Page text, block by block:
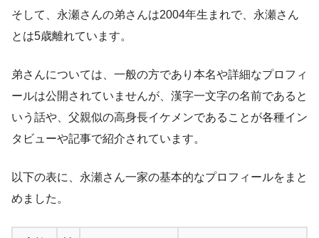
そして、永瀬さんの弟さんは2004年生まれで、永瀬さん
とは5歳離れています。
弟さんについては、一般の方であり本名や詳細なプロフィ
ールは公開されていませんが、漢字一文字の名前であると
いう話や、父親似の高身長イケメンであることが各種イン
タビューや記事で紹介されています。
以下の表に、永瀬さん一家の基本的なプロフィールをまと
めました。